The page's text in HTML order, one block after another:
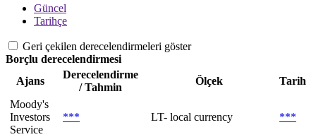
Güncel
Tarihçe
Geri çekilen derecelendirmeleri göster
Borçlu derecelendirmesi
Ajans
Derecelendirme
/ Tahmin
Ölçek
Tarih
Moody's
Investors
Service
*** LT- local currency ***